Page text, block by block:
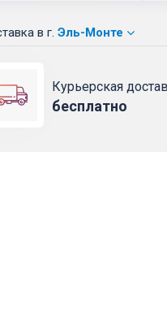
в г. Эль-Монте
Курьерская
бесплатно